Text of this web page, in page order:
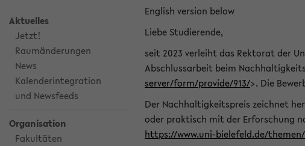
Aktuelles
Jetzt!
Raumänderungen
News
Kalenderintegration
und Newsfeeds
Organisation
Fakultäten
English version below
Liebe Studierende,
seit 2023 verleiht das Rektorat der
Abschlussarbeit beim
server/form/provide/913/>. Die
Der Nachhaltigkeitspreis zeichnet
oder praktisch mit der Erforschung
https://www.uni-bielefeld.de/